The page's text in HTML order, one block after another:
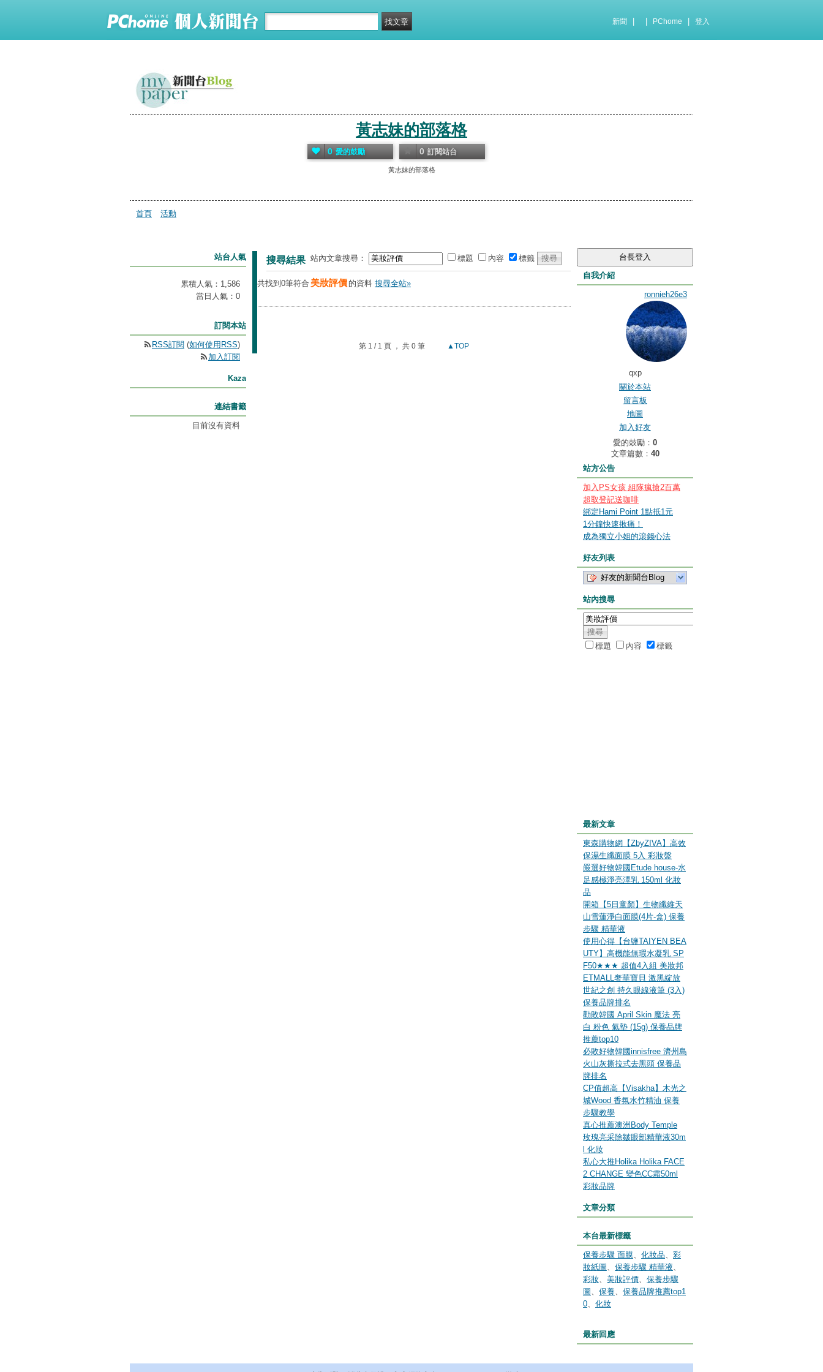
新聞 PChome 登入
黃志妹的部落格
黃志妹的部落格
0 愛的鼓勵 0 訂閱站台
首頁 活動
搜尋結果 站內文章搜尋： 標題 內容 標籤
共找到0筆符合 美妝評價 的資料 搜尋全站»
第 1 / 1 頁 ， 共 0 筆 ▲TOP
自我介紹
ronnieh26e3
qxp
關於本站
留言板
地圖
加入好友
愛的鼓勵： 0
文章篇數： 40
站方公告
加入PS女孩 組隊瘋搶2百萬
超取登記送咖啡
綁定Hami Point 1點抵1元
1分鐘快速揪痛！
成為獨立小姐的滾錢心法
好友列表
好友的新聞台Blog
站內搜尋
標題 內容 標籤
最新文章
東森購物網【ZbyZIVA】高效
保濕生纖面膜 5入 彩妝盤
嚴選好物韓國Etude house-水
足感極淨亮澤乳 150ml 化妝
品
開箱【5日童顏】生物纖維天
山雪蓮淨白面膜(4片-盒) 保養
步驟 精華液
使用心得【台鹽TAIYEN BEA
UTY】高機能無瑕水凝乳 SP
F50★★★ 超值4入組 美妝邦
ETMALL奢華寶貝 激黑綻放
世紀之創 持久眼線液筆 (3入)
保養品牌排名
勸敗韓國 April Skin 魔法 亮
白 粉色 氣墊 (15g) 保養品牌
推薦top10
必敗好物韓國innisfree 濟州島
火山灰撕拉式去黑頭 保養品
牌排名
CP值超高【Visakha】木光之
城Wood 香氛水竹精油 保養
步驟教學
真心推薦澳洲Body Temple
玫瑰亮采除皺眼部精華液30m
l 化妝
私心大推Holika Holika FACE
2 CHANGE 變色CC霜50ml
彩妝品牌
文章分類
本台最新標籤
保養步驟 面膜、 化妝品、 彩
妝紙圖 、 保養步驟 精華液、
彩妝、 美妝評價、 保養步驟
圖 、 保養、 保養品牌推薦top1
0、 化妝
最新回應
站台人氣
累積人氣： 1,586
當日人氣： 0
訂閱本站
RSS訂閱 (如何使用RSS)
加入訂閱
Kaza
連結書籤
目前沒有資料